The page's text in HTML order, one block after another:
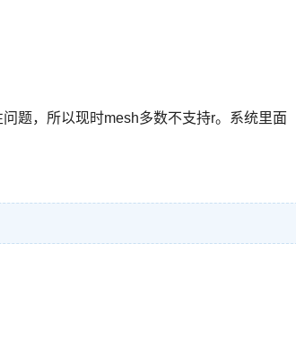
题，所以现时mesh多数不支持r。系统里面